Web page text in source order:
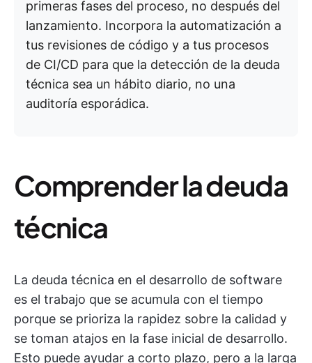
primeras fases del proceso, no después del
lanzamiento. Incorpora la automatización a
tus revisiones de código y a tus procesos
de CI/CD para que la detección de la deuda
técnica sea un hábito diario, no una
auditoría esporádica.
Comprender la deuda
técnica
La deuda técnica en el desarrollo de software
es el trabajo que se acumula con el tiempo
porque se prioriza la rapidez sobre la calidad y
se toman atajos en la fase inicial de desarrollo.
Esto puede ayudar a corto plazo, pero a la larga